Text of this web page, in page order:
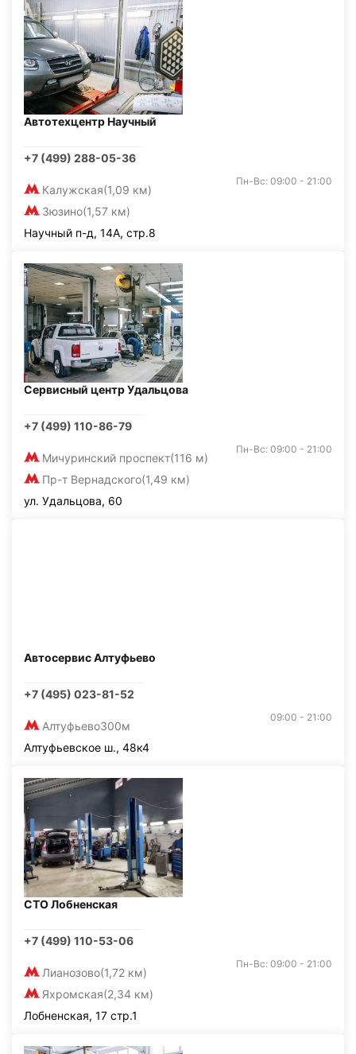
Автотехцентр Научный
+7 (499) 288-05-36
Калужская(1,09 км)
Зюзино(1,57 км)
Пн-Вс: 09:00 - 21:00
Научный п-д, 14А, стр.8
Сервисный центр Удальцова
+7 (499) 110-86-79
Мичуринский проспект(116 м)
Пр-т Вернадского(1,49 км)
Пн-Вс: 09:00 - 21:00
ул. Удальцова, 60
Автосервис Алтуфьево
+7 (495) 023-81-52
Алтуфьево300м
09:00 - 21:00
Алтуфьевское ш., 48к4
СТО Лобненская
+7 (499) 110-53-06
Лианозово(1,72 км)
Яхромская(2,34 км)
Пн-Вс: 09:00 - 21:00
Лобненская, 17 стр.1